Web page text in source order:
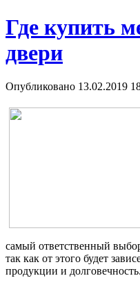
Где купить
двери
Опубликовано 13.02.2019
самый ответственный
так как от этого будет
продукции и долговечность.